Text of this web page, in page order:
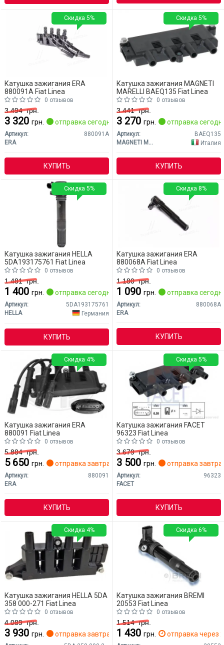
Катушка зажигания ERA
880091A Fiat Linea
0 отзывов
3 494грн.
3 320 грн. отправка сегодня
Артикул:
880091A
ERA
КУПИТЬ
Скидка 5%
Катушка зажигания MAGNETI
MARELLI BAEQ135 Fiat Linea
0 отзывов
3 441грн.
3 270 грн. отправка
Артикул:
BAEQ135
MAGNETI MARELLI
Италия
КУПИТЬ
Скидка 5%
Катушка зажигания HELLA
5DA193175761 Fiat Linea
0 отзывов
1 481грн.
1 400 грн. отправка сегодня
Артикул:
5DA193175761
HELLA
Германия
КУПИТЬ
Скидка 5%
Катушка зажигания ERA
880068A Fiat Linea
0 отзывов
1 180грн.
1 090 грн. отправка
Артикул:
880068A
ERA
КУПИТЬ
Скидка 8%
Катушка зажигания ERA
880091 Fiat Linea
0 отзывов
5 884грн.
5 650 грн. отправка завтра
Артикул:
880091
ERA
КУПИТЬ
Скидка 4%
Катушка зажигания FACET
96323 Fiat Linea
0 отзывов
3 679грн.
3 500 грн. отправка завтра
Артикул:
96323
FACET
КУПИТЬ
Скидка 5%
Катушка зажигания HELLA 5DA
358 000-271 Fiat Linea
0 отзывов
4 089грн.
3 930 грн. отправка завтра
Скидка 4%
Катушка зажигания BREMI
20553 Fiat Linea
0 отзывов
1 514грн.
1 430 грн. отправка через
Скидка 6%